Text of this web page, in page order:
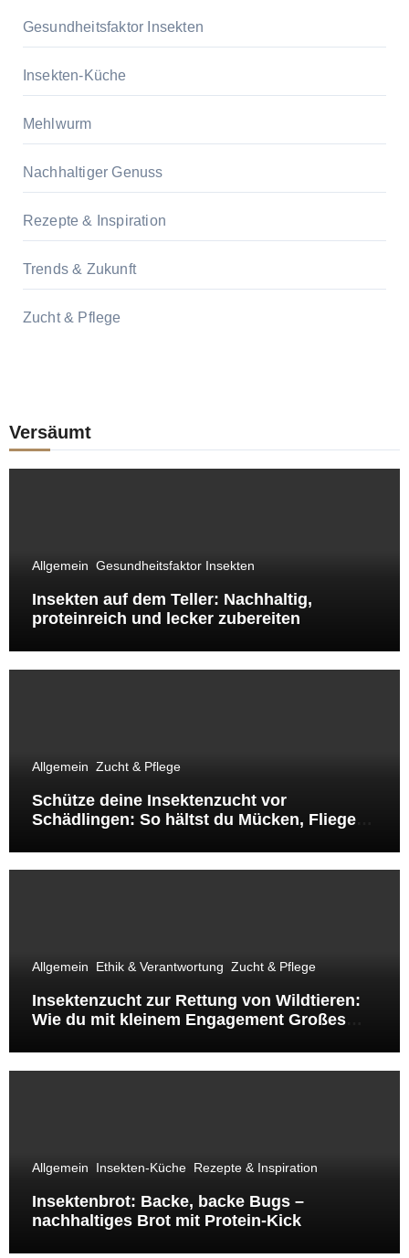
Gesundheitsfaktor Insekten
Insekten-Küche
Mehlwurm
Nachhaltiger Genuss
Rezepte & Inspiration
Trends & Zukunft
Zucht & Pflege
Versäumt
Allgemein Gesundheitsfaktor Insekten
Insekten auf dem Teller: Nachhaltig,
proteinreich und lecker zubereiten
Allgemein Zucht & Pflege
Schütze deine Insektenzucht vor
Schädlingen: So hältst du Mücken, Fliegen
Allgemein Ethik & Verantwortung Zucht & Pflege
Insektenzucht zur Rettung von Wildtieren:
Wie du mit kleinem Engagement Großes
Allgemein Insekten-Küche Rezepte & Inspiration
Insektenbrot: Backe, backe Bugs –
nachhaltiges Brot mit Protein-Kick